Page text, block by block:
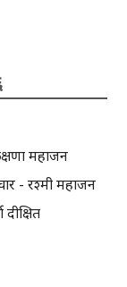
महाजन
- रश्मी महाजन